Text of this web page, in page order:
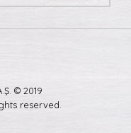
© 2019
reserved.